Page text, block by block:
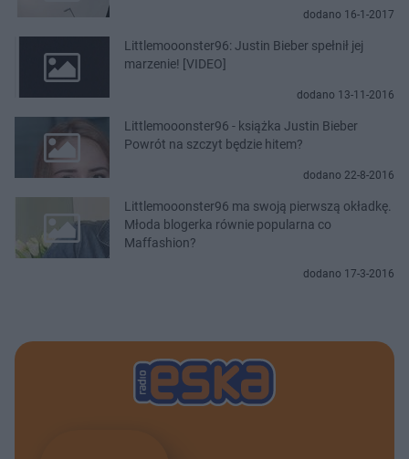
dodano 16-1-2017
Littlemooonster96: Justin Bieber spełnił jej
marzenie! [VIDEO]
dodano 13-11-2016
Littlemooonster96 - książka Justin Bieber
Powrót na szczyt będzie hitem?
dodano 22-8-2016
Littlemooonster96 ma swoją pierwszą okładkę.
Młoda blogerka równie popularna co
Maffashion?
dodano 17-3-2016